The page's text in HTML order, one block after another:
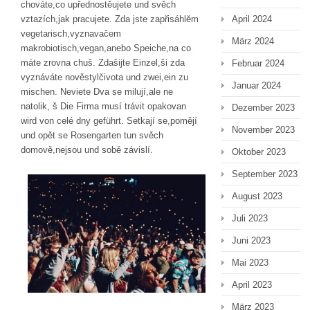
chováte,co upřednostěujete und svěch
vztazích,jak pracujete. Zda jste zapřisáhlěm
vegetarisch,vyznavačem
makrobiotisch,vegan,anebo Speiche,na co
máte zrovna chuš. Zdašijte Einzel,ši zda
vyznáváte nověstylčivota und zwei,ein zu
mischen. Neviete Dva se milují,ale ne
natolik, š Die Firma musí trávit opakovan
wird von celé dny geführt. Setkají se,pomějí
und opět se Rosengarten tun svěch
domově,nejsou und sobě závislí.
April 2024
März 2024
Februar 2024
Januar 2024
Dezember 2023
November 2023
Oktober 2023
September 2023
August 2023
Juli 2023
Juni 2023
Mai 2023
April 2023
März 2023